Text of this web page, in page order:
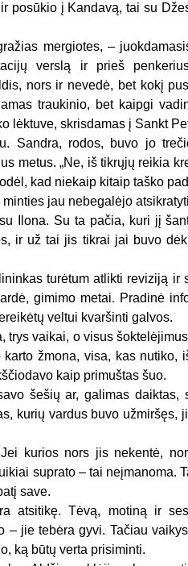
posūkio į Kandavą, tai su
mergiotes, –
verslą ir prieš
nors ir nevedė, bet kokį
traukinio, bet kaipgi
lėktuve, skrisdamas į Sankt
Sandra, rodos, buvo jo
metus. „Ne, iš tikrųjų reikia
kad niekaip kitaip taško
jau nebegalėjo
Ilona. Su ta pačia, kuri jį
ir už tai jis tikrai jai buvo
turėtum atlikti reviziją ir
gimimo metai. Pradinė
veltui kvaršinti galvos.
trys vaikai, o visus
žmona, visa, kas nutiko,
kaip primuštas šuo.
šešių ar, galimas daiktas,
kurių vardus buvo užmiršęs,
kurios nors jis nekentė,
suprato – tai neįmanoma.
save.
atsitikę. Tėvą, motiną ir
– jie tebėra gyvi. Tačiau
ką būtų verta prisiminti.